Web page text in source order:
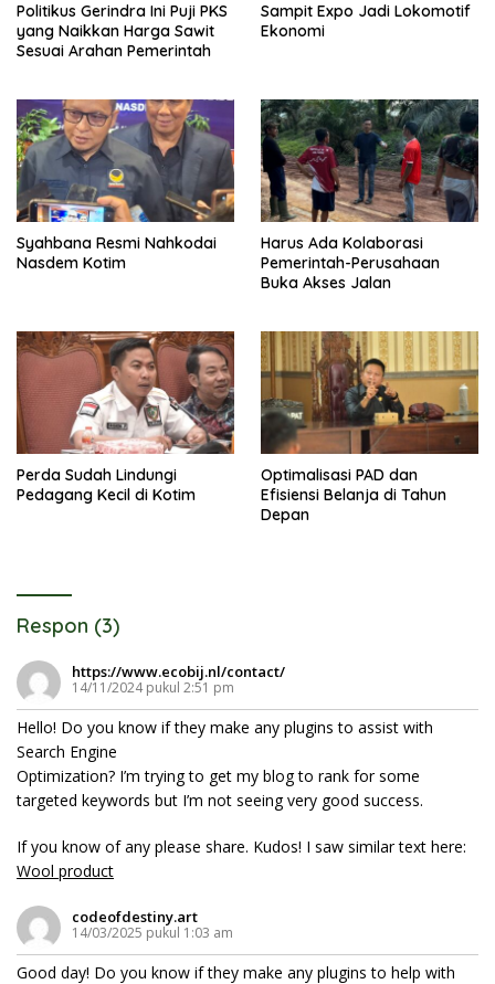
Politikus Gerindra Ini Puji PKS
yang Naikkan Harga Sawit
Sesuai Arahan Pemerintah
Sampit Expo Jadi Lokomotif
Ekonomi
Syahbana Resmi Nahkodai
Nasdem Kotim
Harus Ada Kolaborasi
Pemerintah-Perusahaan
Buka Akses Jalan
Perda Sudah Lindungi
Pedagang Kecil di Kotim
Optimalisasi PAD dan
Efisiensi Belanja di Tahun
Depan
Respon (3)
https://www.ecobij.nl/contact/
14/11/2024 pukul 2:51 pm
Hello! Do you know if they make any plugins to assist with
Search Engine
Optimization? I’m trying to get my blog to rank for some
targeted keywords but I’m not seeing very good success.
If you know of any please share. Kudos! I saw similar text here:
Wool product
codeofdestiny.art
14/03/2025 pukul 1:03 am
Good day! Do you know if they make any plugins to help with